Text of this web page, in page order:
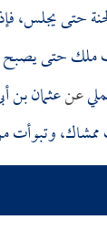
حتى يجلس،
ملك حتى
عنعثمان بن
وتبوأت